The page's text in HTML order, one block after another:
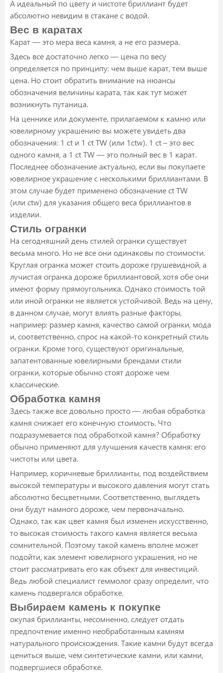
А идеальный по цвету и чистоте бриллиант будет
абсолютно невидим в стакане с водой.
Вес в каратах
Карат — это мера веса камня, а не его размера.
Здесь все достаточно легко — цена по весу
определяется по принципу: чем выше карат, тем выше
цена. Но стоит обратить внимание на нюансы
обозначения величины карата, так как тут может
возникнуть путаница.
На ценнике или документе, прилагаемом к камню или
ювелирному украшению вы можете увидеть два
обозначения: 1 ct и 1 ct TW (или 1ctw). 1 ct – это вес
одного камня, а 1 ct TW — это полный вес в 1 карат.
Последнее обозначение актуально, если вы покупаете
ювелирное украшение с несколькими бриллиантами. В
этом случае будет применено обозначение ct TW
(или ctw) для указания общего веса бриллиантов в
изделии.
Стиль огранки
На сегодняшний день стилей огранки существует
весьма много. Но не все они одинаковы по стоимости.
Круглая огранка может стоить дороже грушевидной, а
лучистая огранка дороже бриллиантовой, хотя обе они
имеют форму прямоугольника. Однако стоимость той
или иной огранки не является устойчивой. Ведь на цену,
в данном случае, могут влиять разные факторы,
например: размер камня, качество самой огранки, мода
и, соответственно, спрос на какой-то конкретный стиль
огранки. Кроме того, существуют оригинальные,
запатентованные ювелирными брендами стили
огранки, которые обычно стоят дороже чем
классические.
Обработка камня
Здесь также все довольно просто — любая обработка
камня снижает его конечную стоимость. Что
подразумевается под обработкой камня? Обработку
обычно применяют для улучшения качеств камня: его
чистоты или цвета.
Например, коричневые бриллианты, под воздействием
высокой температуры и высокого давления могут стать
абсолютно бесцветными. Соответственно, выглядеть
они будут намного дороже, чем первоначально.
Однако, так как цвет камня был изменен искусственно,
то высокая стоимость такого камня является весьма
сомнительной. Поэтому такой камень вполне может
подойти, как элемент ювелирного украшения, но не
стоит рассматривать его как объект для инвестиций.
Ведь любой специалист геммолог сразу определит, что
камень подвергался обработке.
Выбираем камень к покупке
окупая бриллианты, несомненно, следует отдать
предпочтение именно необработанным камням
натурального происхождения. Такие камни будут всегда
цениться выше, чем синтетические камни, или камни,
подвергшиеся обработке.